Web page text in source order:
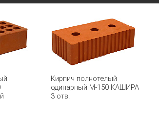
Кирпич полнотелый
одинарный М-150 КАШИРА
3 отв.